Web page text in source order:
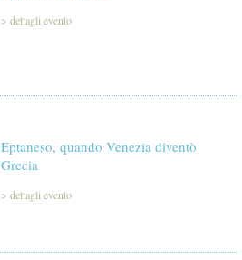
> dettagli evento
Eptaneso, quando Venezia diventò
Grecia
> dettagli evento